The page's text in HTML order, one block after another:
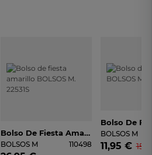
Bolso De Fiesta Amarillo BOLSOS M. 22531S
BOLSOS M 110498
BOLSOS M
11,95 €